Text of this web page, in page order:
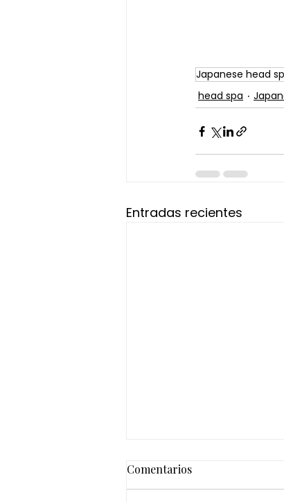
Japanese head
head spa
Entradas recientes
Comentarios